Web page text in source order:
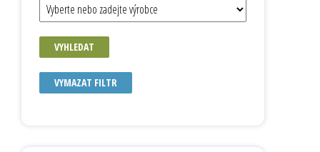
VYHLEDAT
VYMAZAT FILTR